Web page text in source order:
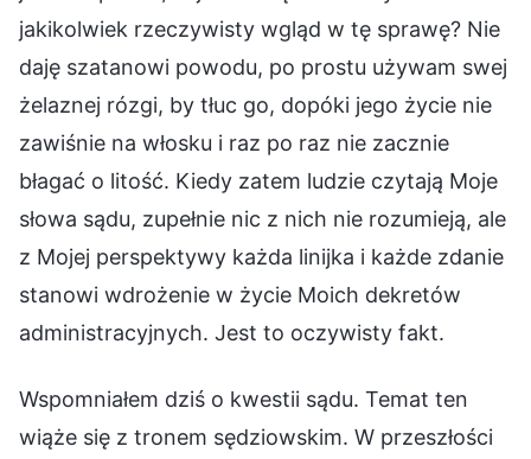
jakikolwiek rzeczywisty wgląd w tę sprawę? Nie
daję szatanowi powodu, po prostu używam swej
żelaznej rózgi, by tłuc go, dopóki jego życie nie
zawiśnie na włosku i raz po raz nie zacznie
błagać o litość. Kiedy zatem ludzie czytają Moje
słowa sądu, zupełnie nic z nich nie rozumieją, ale
z Mojej perspektywy każda linijka i każde zdanie
stanowi wdrożenie w życie Moich dekretów
administracyjnych. Jest to oczywisty fakt.
Wspomniałem dziś o kwestii sądu. Temat ten
wiąże się z tronem sędziowskim. W przeszłości